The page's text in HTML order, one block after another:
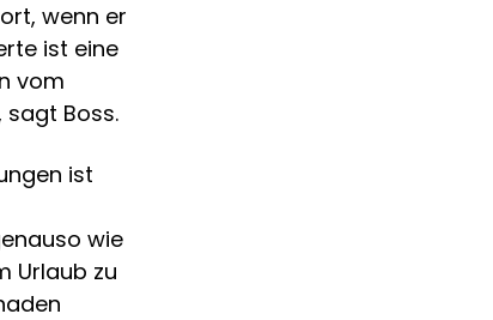
wenn er
ist eine
vom
Boss.
ist
wie
Urlaub zu